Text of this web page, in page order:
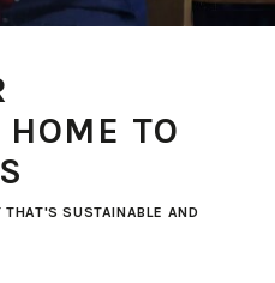
HOME TO
SUSTAINABLE AND